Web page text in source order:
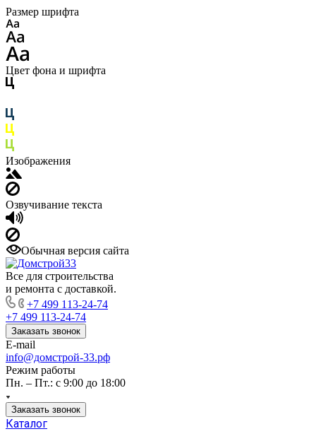
Размер шрифта
Цвет фона и шрифта
Изображения
Озвучивание текста
Обычная версия сайта
Все для строительства
и ремонта с доставкой.
+7 499 113-24-74
+7 499 113-24-74
Заказать звонок
E-mail
info@домстрой-33.рф
Режим работы
Пн. – Пт.: с 9:00 до 18:00
Заказать звонок
Каталог